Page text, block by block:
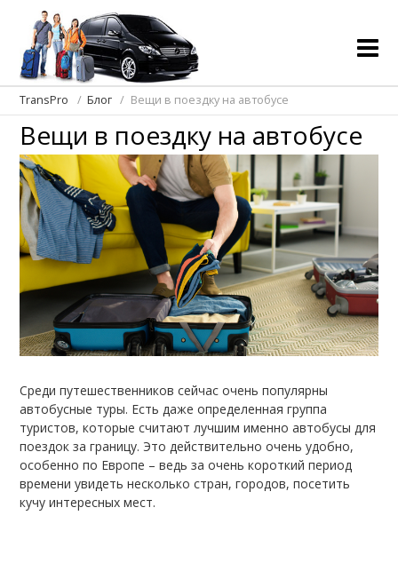
TransPro Блог Вещи в поездку на автобусе
Вещи в поездку на автобусе
Среди путешественников сейчас очень популярны
автобусные туры. Есть даже определенная группа
туристов, которые считают лучшим именно автобусы для
поездок за границу. Это действительно очень удобно,
особенно по Европе – ведь за очень короткий период
времени увидеть несколько стран, городов, посетить
кучу интересных мест.